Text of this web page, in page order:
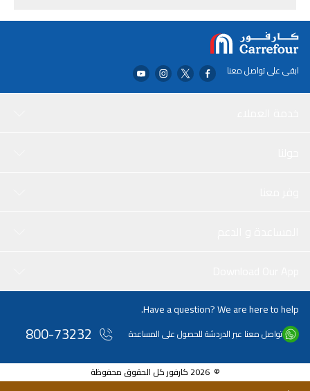
ابقى على تواصل معنا
Have a question? We are here to help.
تواصل معنا عبر الدردشة للحصول على المساعدة 800-73232
© 2026 كارفور كل الحقوق محفوظة